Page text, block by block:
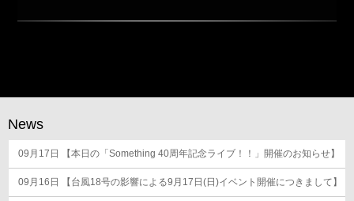
News
09月17日 【本日の「Something 40周年記念ライブ！！」開催のお知らせ】
09月16日 【台風18号の影響による9月17日(日)イベント開催につきまして】